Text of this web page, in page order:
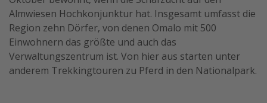
Almwiesen Hochkonjunktur hat. Insgesamt umfasst die
Region zehn Dörfer, von denen Omalo mit 500
Einwohnern das größte und auch das
Verwaltungszentrum ist. Von hier aus starten unter
anderem Trekkingtouren zu Pferd in den Nationalpark.